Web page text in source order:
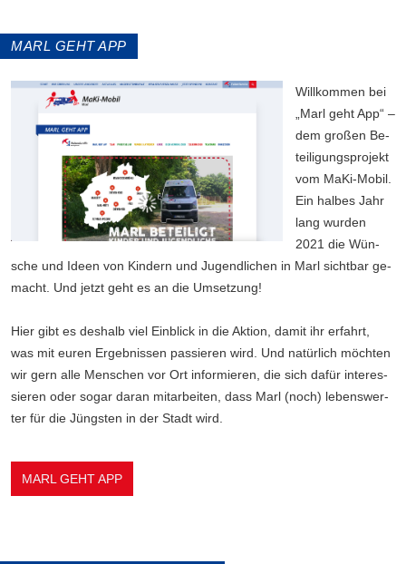
MARL GEHT APP
Will­kom­men bei
„Marl geht App“ –
dem gro­ßen Be­
tei­li­gungs­pro­jekt
vom Ma­Ki-Mo­bil.
Ein hal­bes Jahr
lang wur­den
2021 die Wün­
sche und Ide­en von Kin­dern und Ju­gend­li­chen in Marl sicht­bar ge­
macht. Und jetzt geht es an die Um­set­zung!
Hier gibt es des­halb viel Ein­blick in die Ak­ti­on, da­mit ihr er­fahrt,
was mit eu­ren Er­geb­nis­sen pas­sie­ren wird. Und na­tür­lich möch­ten
wir gern al­le Men­schen vor Ort in­for­mie­ren, die sich da­für in­ter­es­
sie­ren oder so­gar dar­an mit­ar­bei­ten, dass Marl (noch) le­bens­wer­
ter für die Jüngs­ten in der Stadt wird.
MARL GEHT APP